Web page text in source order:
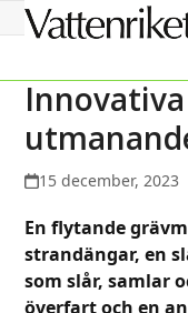
Open
menu
Close
menu
15 december, 2023
En flytande
strandängar, en
som slår, samlar
överfart och en